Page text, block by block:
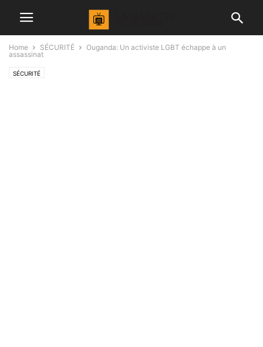
Home SÉCURITÉ
Ouganda: Un activiste LGBT échappe à un
assassinat
SÉCURITÉ